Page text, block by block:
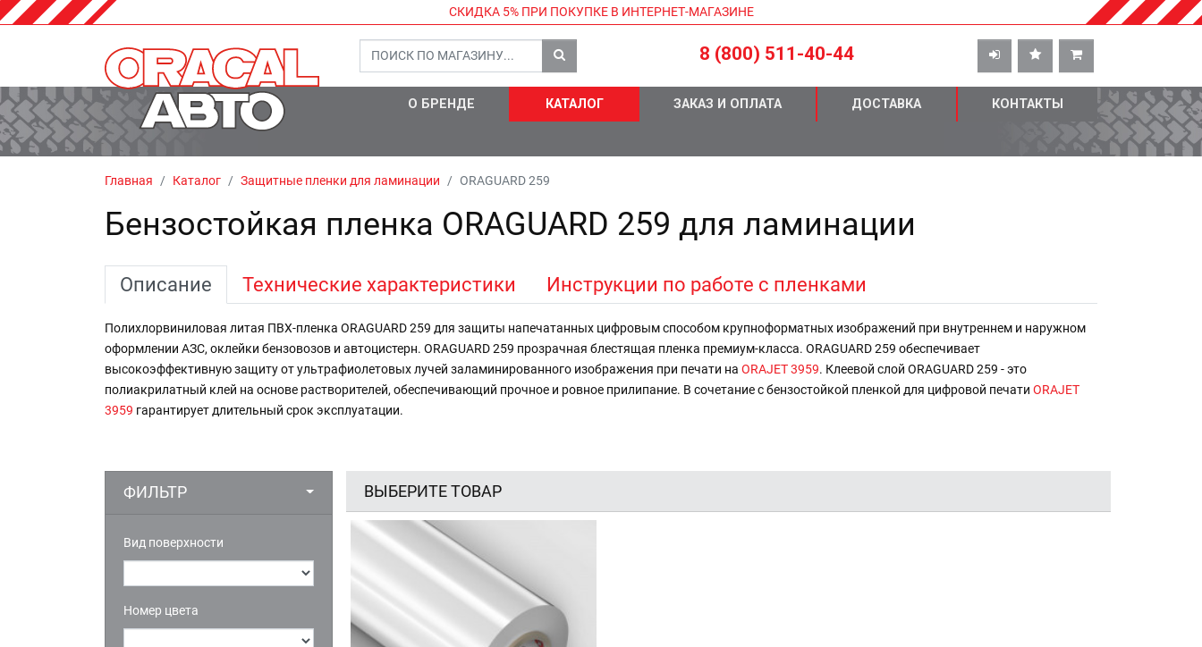
СКИДКА 5% ПРИ ПОКУПКЕ В ИНТЕРНЕТ-МАГАЗИНЕ
8 (800) 511-40-44
О БРЕНДЕ КАТАЛОГ ЗАКАЗ И ОПЛАТА ДОСТАВКА КОНТАКТЫ
Главная Каталог Защитные пленки для ламинации ORAGUARD 259
Бензостойкая пленка ORAGUARD 259 для ламинации
Описание Технические характеристики Инструкции по работе с пленками
Полихлорвиниловая литая ПВХ-пленка ORAGUARD 259 для защиты напечатанных цифровым способом крупноформатных изображений при внутреннем и наружном
оформлении АЗС, оклейки бензовозов и автоцистерн. ORAGUARD 259 прозрачная блестящая пленка премиум-класса. ORAGUARD 259 обеспечивает
высокоэффективную защиту от ультрафиолетовых лучей заламинированного изображения при печати на ORAJET 3959. Клеевой слой ORAGUARD 259 - это
полиакрилатный клей на основе растворителей, обеспечивающий прочное и ровное прилипание. В сочетание с бензостойкой пленкой для цифровой печати ORAJET
3959 гарантирует длительный срок эксплуатации.
ФИЛЬТР
Вид поверхности
Номер цвета
ВЫБЕРИТЕ ТОВАР